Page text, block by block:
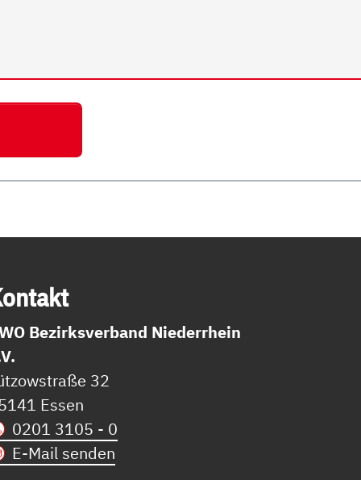
Bezirksverband Niederrhein
32
Essen
0201 3105 - 0
E-Mail senden